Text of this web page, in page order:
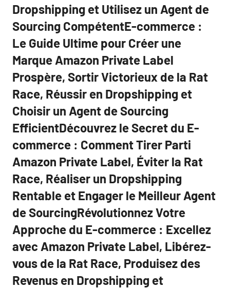
Dropshipping et Utilisez un Agent de
Sourcing CompétentE-commerce :
Le Guide Ultime pour Créer une
Marque Amazon Private Label
Prospère, Sortir Victorieux de la Rat
Race, Réussir en Dropshipping et
Choisir un Agent de Sourcing
EfficientDécouvrez le Secret du E-
commerce : Comment Tirer Parti
Amazon Private Label, Éviter la Rat
Race, Réaliser un Dropshipping
Rentable et Engager le Meilleur Agent
de SourcingRévolutionnez Votre
Approche du E-commerce : Excellez
avec Amazon Private Label, Libérez-
vous de la Rat Race, Produisez des
Revenus en Dropshipping et